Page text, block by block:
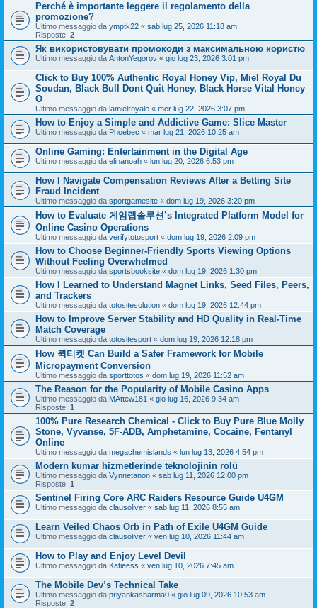
Perché è importante leggere il regolamento della
promozione?
Ultimo messaggio da ymptk22 « sab lug 25, 2026 11:18 am
Risposte: 2
Як використовувати промокоди з максимальною користю
Ultimo messaggio da AntonYegorov « gio lug 23, 2026 3:01 pm
Click to Buy 100% Authentic Royal Honey Vip, Miel Royal Du
Soudan, Black Bull Dont Quit Honey, Black Horse Vital Honey
O
Ultimo messaggio da lamielroyale « mer lug 22, 2026 3:07 pm
How to Enjoy a Simple and Addictive Game: Slice Master
Ultimo messaggio da Phoebec « mar lug 21, 2026 10:25 am
Online Gaming: Entertainment in the Digital Age
Ultimo messaggio da elinanoah « lun lug 20, 2026 6:53 pm
How I Navigate Compensation Reviews After a Betting Site
Fraud Incident
Ultimo messaggio da sportgamesite « dom lug 19, 2026 3:20 pm
How to Evaluate 게임랩솔루션’s Integrated Platform Model for
Online Casino Operations
Ultimo messaggio da verifytotosport « dom lug 19, 2026 2:09 pm
How to Choose Beginner-Friendly Sports Viewing Options
Without Feeling Overwhelmed
Ultimo messaggio da sportsbooksite « dom lug 19, 2026 1:30 pm
How I Learned to Understand Magnet Links, Seed Files, Peers,
and Trackers
Ultimo messaggio da totositesolution « dom lug 19, 2026 12:44 pm
How to Improve Server Stability and HD Quality in Real-Time
Match Coverage
Ultimo messaggio da totositesport « dom lug 19, 2026 12:18 pm
How 퀵티켓 Can Build a Safer Framework for Mobile
Micropayment Conversion
Ultimo messaggio da sporttotos « dom lug 19, 2026 11:52 am
The Reason for the Popularity of Mobile Casino Apps
Ultimo messaggio da MAttew181 « gio lug 16, 2026 9:34 am
Risposte: 1
100% Pure Research Chemical - Click to Buy Pure Blue Molly
Stone, Vyvanse, 5F-ADB, Amphetamine, Cocaine, Fentanyl
Online
Ultimo messaggio da megachemislands « lun lug 13, 2026 4:54 pm
Modern kumar hizmetlerinde teknolojinin rolü
Ultimo messaggio da Vynnetanon « sab lug 11, 2026 12:00 pm
Risposte: 1
Sentinel Firing Core ARC Raiders Resource Guide U4GM
Ultimo messaggio da clausoliver « sab lug 11, 2026 8:55 am
Learn Veiled Chaos Orb in Path of Exile U4GM Guide
Ultimo messaggio da clausoliver « ven lug 10, 2026 11:44 am
How to Play and Enjoy Level Devil
Ultimo messaggio da Katieess « ven lug 10, 2026 7:45 am
The Mobile Dev’s Technical Take
Ultimo messaggio da priyankasharma0 « gio lug 09, 2026 10:53 am
Risposte: 2